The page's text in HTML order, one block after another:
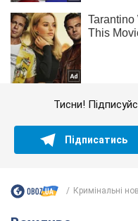
Тисни!
Підписатись
Кримінальні